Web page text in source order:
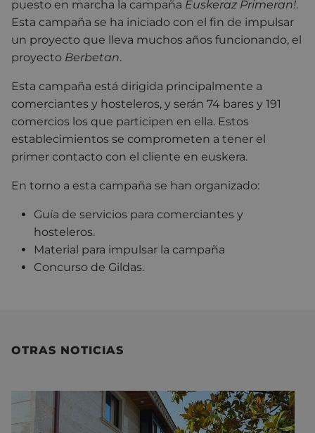
puesto en marcha la campaña Euskeraz Primeran!.
Esta campaña se ha iniciado con el fin de impulsar
un proyecto que lleva muchos años funcionando, el
proyecto Berbetan.
Esta campaña está dirigida principalmente a
comerciantes y hosteleros, y serán 74 bares y 191
comercios los que participen en ella. Estos
establecimientos se comprometen a tener el
primer contacto con el cliente en euskera.
En torno a esta campaña se han organizado:
Guía de servicios para comerciantes y
hosteleros.
Material para impulsar la campaña
Concurso de Gildas.
OTRAS NOTICIAS